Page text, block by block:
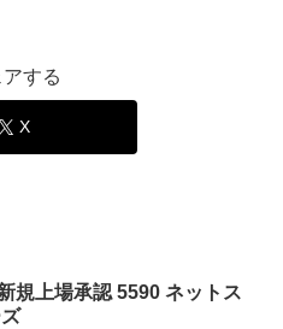
アする
X
規上場承認 5590 ネットス